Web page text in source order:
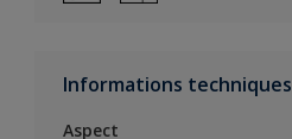
Informations techniques
Aspect